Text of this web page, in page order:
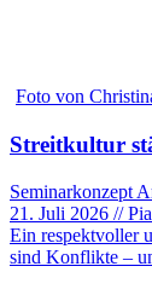
Foto von
Streitkultur
Seminarkonzept
21. Juli 2026 //
Ein respektvoller
sind Konflikte –